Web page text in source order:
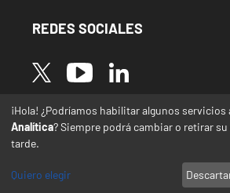
REDES SOCIALES
Image Image Image
* Las traducciones de este
español a otras lenguas se
automática y pueden
¡Hola! ¿Podríamos habilitar algunos
Analítica? Siempre podrá cambiar o retirar
tarde.
Quiero elegir